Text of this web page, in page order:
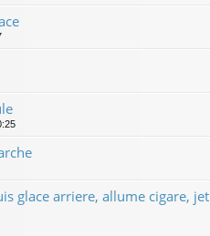
glace arriere, allume cigare, jet